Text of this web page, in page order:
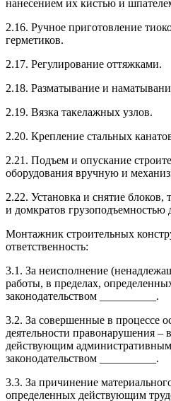
нанесением их кистью и
2.16. Ручное приготовление
герметиков.
2.17. Регулирование оттяжками.
2.18. Разматывание и
2.19. Вязка такелажных узлов.
2.20. Крепление стальных
2.21. Подъем и опускание
оборудования вручную и
2.22. Установка и снятие блоков,
и домкратов грузоподъемностью
Монтажник строительных
ответственность:
3.1. За неисполнение
работы, в пределах,
законодательством __________.
3.2. За совершенные в процессе
деятельности правонарушения –
действующим
законодательством __________.
3.3. За причинение
определенных действующим